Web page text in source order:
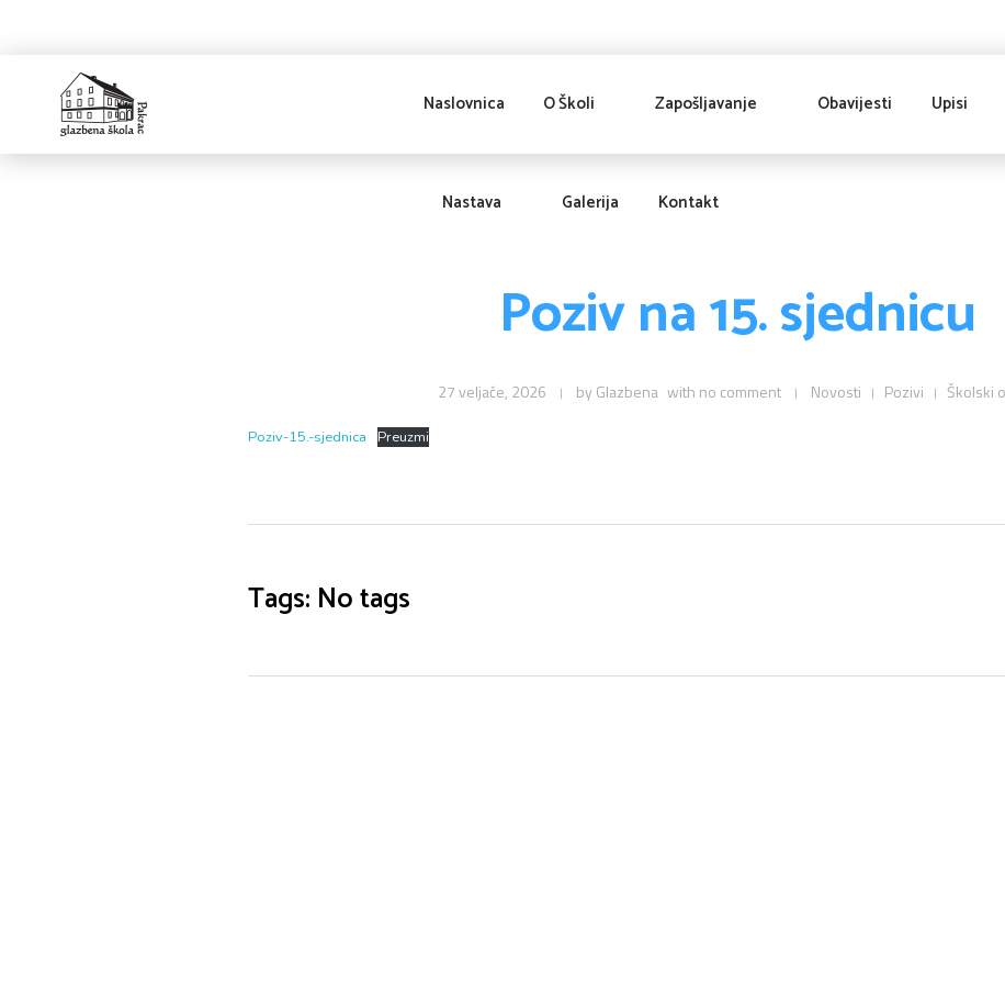
Naslovnica O Školi Zapošljavanje Obavijesti Upisi
Nastava Galerija Kontakt
Poziv na 15. sjednicu
27 veljače, 2026 by Glazbena with no comment Novosti Pozivi Školski
Poziv-15.-sjednica Preuzmi
Tags: No tags